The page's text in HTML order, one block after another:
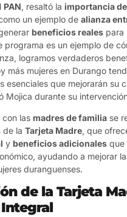
PAN, resaltó la importancia
un ejemplo de alianza
beneficios reales para
programa es un ejemplo de
logramos verdaderos
más mujeres en Durango
esenciales que mejorarán su
Mojica durante su
con las madres de familia se
de la Tarjeta Madre, que
y beneficios adicionales que
ayudando a mejorar
duranguenses.
de la Tarjeta